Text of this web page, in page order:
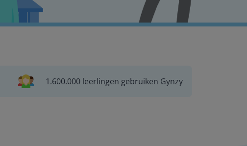
1.600.000 leerlingen gebruiken Gynzy